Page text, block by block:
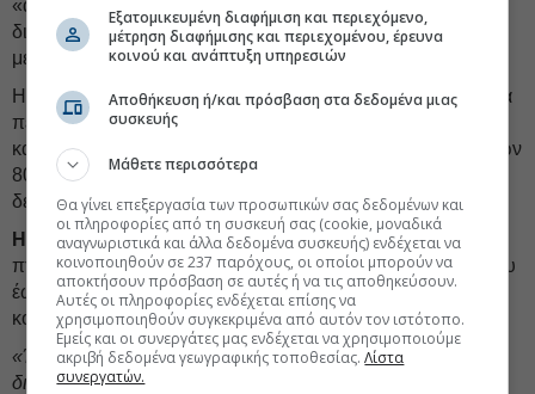
«αντιμετωπίζουν υπαρξιακή απειλή» και ενδέχεται να
διακόψουν πτήσεις τις επόμενες ημέρες εάν δεν ληφθούν
μέτρα για τη μείωση των τιμών καυσίμων.
Η
Qantas Airwaysμειώνει τις πτήσεις προς τις ΗΠΑ και θα
περιορίσει επίσης τη χωρητικότητα εσωτερικών πτήσεων
κατά περίπου
%, καθώς εκτιμά πρόσθετο κόστος καυσίμων
800 εκατ. δολαρίων Αυστραλίας (575 εκατ. δολάρια) στο
δεύτερο εξάμηνο της χρήσης.
Η Cathay Pacific Airwaysμειώνει κατά 2% τη συχνότητα
πτήσεων στην περιοχή Ασίας-Ειρηνικού από τα μέσα Μαΐου
έως τα τέλη Ιουνίου, ενώ η ζημιογόνος θυγατρική χαμηλού
κόστους HK Express προχωρά σε μεγαλύτερη μείωση
«Έχουμε χρησιμοποιήσει κάθε κατάλληλο μέσο για να
διατηρήσουμε τις πτήσεις μας σε κανονική λειτουργία»
Εξατομικευμένη διαφήμιση και περιεχόμενο,
μέτρηση διαφήμισης και περιεχομένου, έρευνα
κοινού και ανάπτυξη υπηρεσιών
Αποθήκευση ή/και πρόσβαση στα δεδομένα μιας
συσκευής
Μάθετε περισσότερα
Θα γίνει επεξεργασία των προσωπικών σας δεδομένων και
οι πληροφορίες από τη συσκευή σας (cookie, μοναδικά
αναγνωριστικά και άλλα δεδομένα συσκευής) ενδέχεται να
κοινοποιηθούν σε 237 παρόχους, οι οποίοι μπορούν να
αποκτήσουν πρόσβαση σε αυτές ή να τις αποθηκεύσουν.
Αυτές οι πληροφορίες ενδέχεται επίσης να
χρησιμοποιηθούν συγκεκριμένα από αυτόν τον ιστότοπο.
Εμείς και οι συνεργάτες μας ενδέχεται να χρησιμοποιούμε
ακριβή δεδομένα γεωγραφικής τοποθεσίας.Λίστα
συνεργατών.